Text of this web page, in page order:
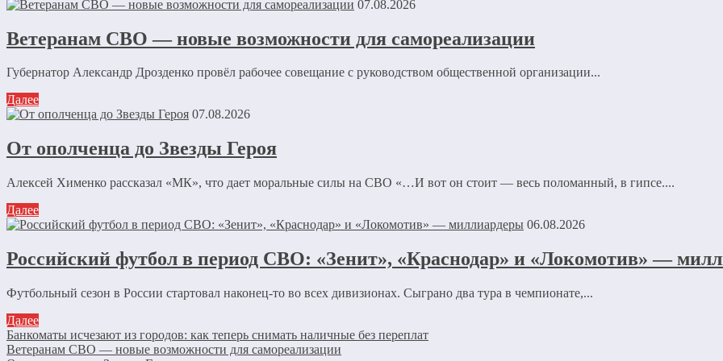
07.08.2026
Ветеранам СВО — новые возможности для самореализации
Губернатор Александр Дрозденко провёл рабочее совещание с руководством общественной организации...
Далее
07.08.2026
От ополченца до Звезды Героя
Алексей Хименко рассказал «МК», что дает моральные силы на СВО «…И вот он стоит — весь поломанный, в гипсе....
Далее
06.08.2026
Российский футбол в период СВО: «Зенит», «Краснодар» и «Локомотив» —
Футбольный сезон в России стартовал наконец-то во всех дивизионах. Сыграно два тура в чемпионате,...
Далее
Банкоматы исчезают из городов: как теперь снимать наличные без переплат
Ветеранам СВО — новые возможности для самореализации